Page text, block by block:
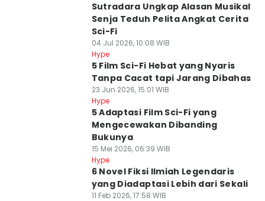
Sutradara Ungkap Alasan Musikal
Senja Teduh Pelita Angkat Cerita
Sci-Fi
04 Jul 2026, 10:08 WIB
Hype
5 Film Sci-Fi Hebat yang Nyaris
Tanpa Cacat tapi Jarang Dibahas
23 Jun 2026, 15:01 WIB
Hype
5 Adaptasi Film Sci-Fi yang
Mengecewakan Dibanding
Bukunya
15 Mei 2026, 06:39 WIB
Hype
6 Novel Fiksi Ilmiah Legendaris
yang Diadaptasi Lebih dari Sekali
11 Feb 2026, 17:58 WIB